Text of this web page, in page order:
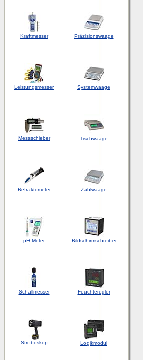
Kraftmesser Präzisionswaage
Leistungsmesser Systemwaage
Messschieber Tischwaage
Refraktometer Zählwaage
pH-Meter Bildschirmschreiber
Schallmesser Feuchteregler
Stroboskop Logikmodul